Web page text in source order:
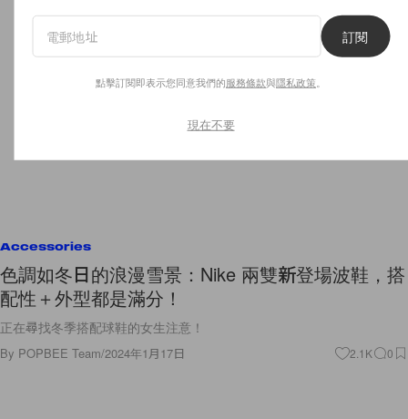
Accessories
色調如冬日的浪漫雪景：Nike 兩雙新登場波鞋，搭
配性＋外型都是滿分！
正在尋找冬季搭配球鞋的女生注意！
By POPBEE Team/2024年1月17日 2.1K 0
訂閱
點擊訂閱即表示您同意我們的服務條款與隱私政策
現在不要